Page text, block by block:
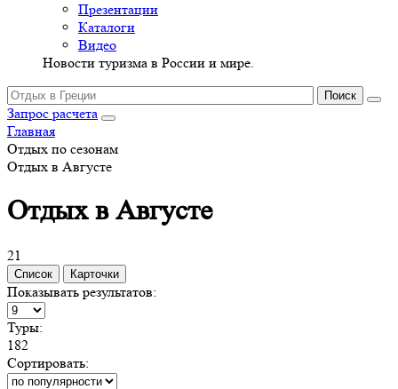
Презентации
Каталоги
Видео
Новости туризма в России и мире.
Запрос расчета
Главная
Отдых по сезонам
Отдых в Августе
Отдых в Августе
21
Список Карточки
Показывать результатов:
Туры:
182
Сортировать: